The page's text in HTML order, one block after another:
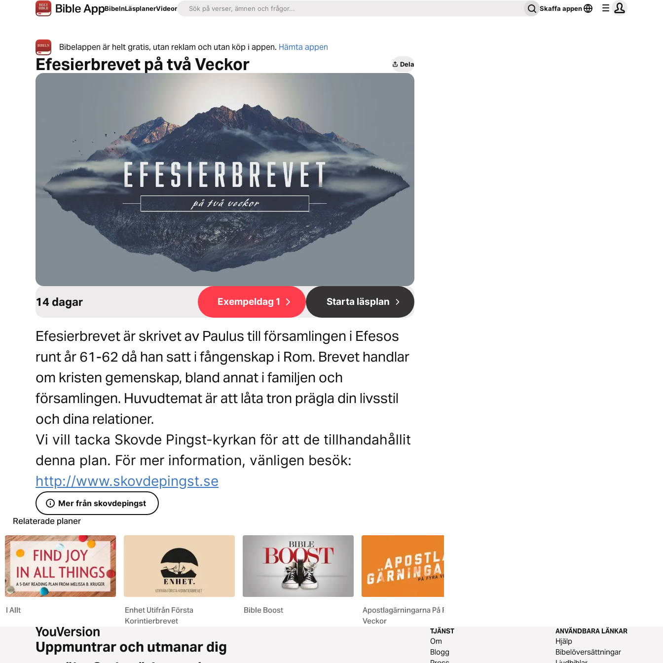
BibelnLäsplanerVideor Skaffa appen
Bibelappen är helt gratis, utan reklam och utan köp i appen. Hämta appen
Efesierbrevet på två Veckor Dela
14 dagar Exempeldag 1 Starta läsplan
Efesierbrevet är skrivet av Paulus till församlingen i Efesos
runt år 61-62 då han satt i fångenskap i Rom. Brevet handlar
om kristen gemenskap, bland annat i familjen och
församlingen. Huvudtemat är att låta tron prägla din livsstil
och dina relationer.
Vi vill tacka Skovde Pingst-kyrkan för att de tillhandahållit
denna plan. För mer information, vänligen besök:
http://www.skovdepingst.se
Mer från skovdepingst
Relaterade planer
I Allt
Enhet Utifrån Första
Korintierbrevet
Bible Boost
Apostlagärningarna På Fyra
Veckor
Uppmuntrar och utmanar dig
TJÄNST
Om
Blogg
ANVÄNDBARA LÄNKAR
Hjälp
Bibelöversättningar